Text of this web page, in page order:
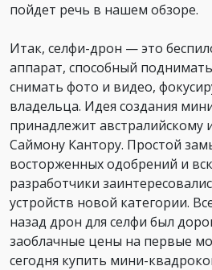
пойдет речь в нашем обзоре.
Итак, селфи-дрон — это
аппарат, способный
снимать фото и видео,
владельца. Идея создания
принадлежит австралийскому
Саймону Кантору. Простой
восторженных одобрений и
разработчики
устройств новой категории.
назад дрон для селфи был
заоблачные цены на первые
сегодня купить мини-